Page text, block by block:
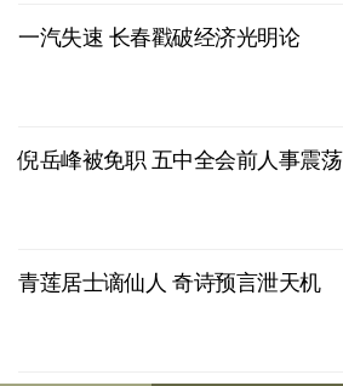
一汽失速 长春戳破经济光明论
倪岳峰被免职 五中全会前人事震荡
青莲居士谪仙人 奇诗预言泄天机